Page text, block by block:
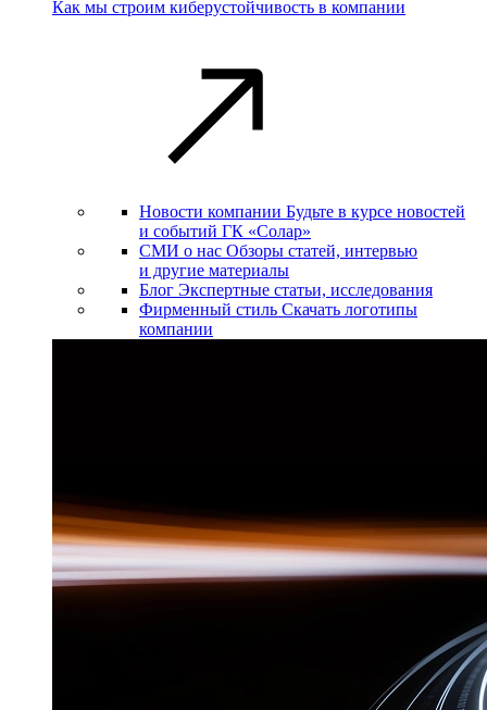
Как мы строим киберустойчивость в компании
Новости компании Будьте в курсе новостей
и событий ГК «Солар»
СМИ о нас Обзоры статей, интервью
и другие материалы
Блог Экспертные статьи, исследования
Фирменный стиль Скачать логотипы
компании